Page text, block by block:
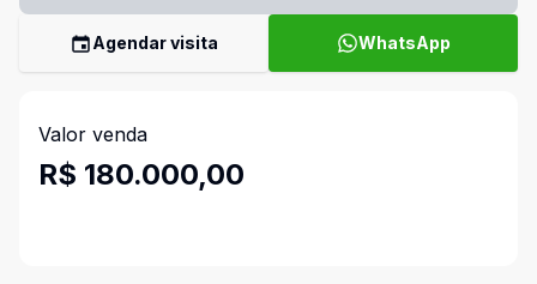
Agendar visita WhatsApp
Valor venda
R$ 180.000,00